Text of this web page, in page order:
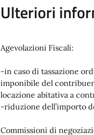
Ulteriori
Agevolazioni Fiscali:
-in caso di tassazione
imponibile del
locazione abitativa a
-riduzione dell’importo
Commissioni di